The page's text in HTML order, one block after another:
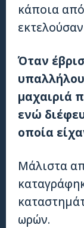
κάποια
Όταν
μαχαιριά
ενώ
οποία
Μάλιστα
ωρών.